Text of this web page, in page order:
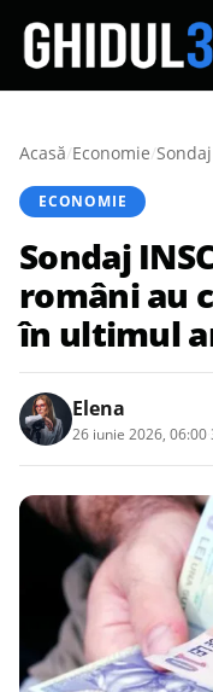
Acasă/Economie/
ECONOMIE
Sondaj
români au
în ultimul
Elena
26 iunie 2026, 06:00